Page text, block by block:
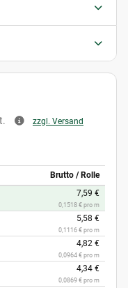
zzgl. Versand
Brutto / Rolle
7,59 €
0,1518 € pro m
5,58 €
0,1116 € pro m
4,82 €
0,0964 € pro m
4,34 €
0,0869 € pro m